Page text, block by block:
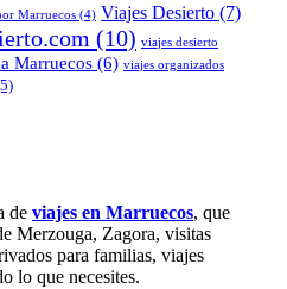
Marruecos (4) Viajes Desierto (7)
(10) viajes desierto
Marruecos (6) viajes organizados
de viajes en Marruecos, que
Merzouga, Zagora, visitas
para familias, viajes
lo que necesites.